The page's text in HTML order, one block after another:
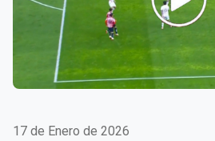
17 de Enero de 2026